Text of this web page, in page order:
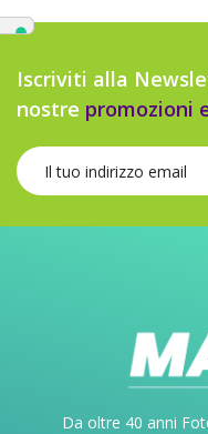
Iscriviti alla
nostre promozioni
Da oltre 40 anni